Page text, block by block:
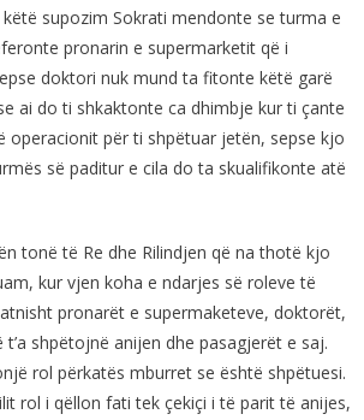
supozim Sokrati mendonte se turma e
pronarin e supermarketit që i
doktori nuk mund ta fitonte këtë garë
ai do ti shkaktonte ca dhimbje kur ti çante
operacionit për ti shpëtuar jetën, sepse kjo
së paditur e cila do ta skualifikonte atë
tonë të Re dhe Rilindjen që na thotë kjo
kur vjen koha e ndarjes së roleve të
pronarët e supermaketeve, doktorët,
shpëtojnë anijen dhe pasagjerët e saj.
rol përkatës mburret se është shpëtuesi.
rol i qëllon fati tek çekiçi i të parit të anijes,